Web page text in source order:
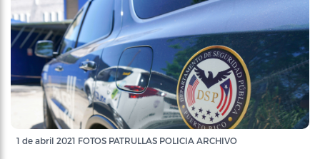
1 de abril 2021 FOTOS PATRULLAS POLICIA ARCHIVO